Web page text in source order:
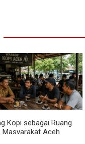
Kopi sebagai Ruang
Masyarakat Aceh